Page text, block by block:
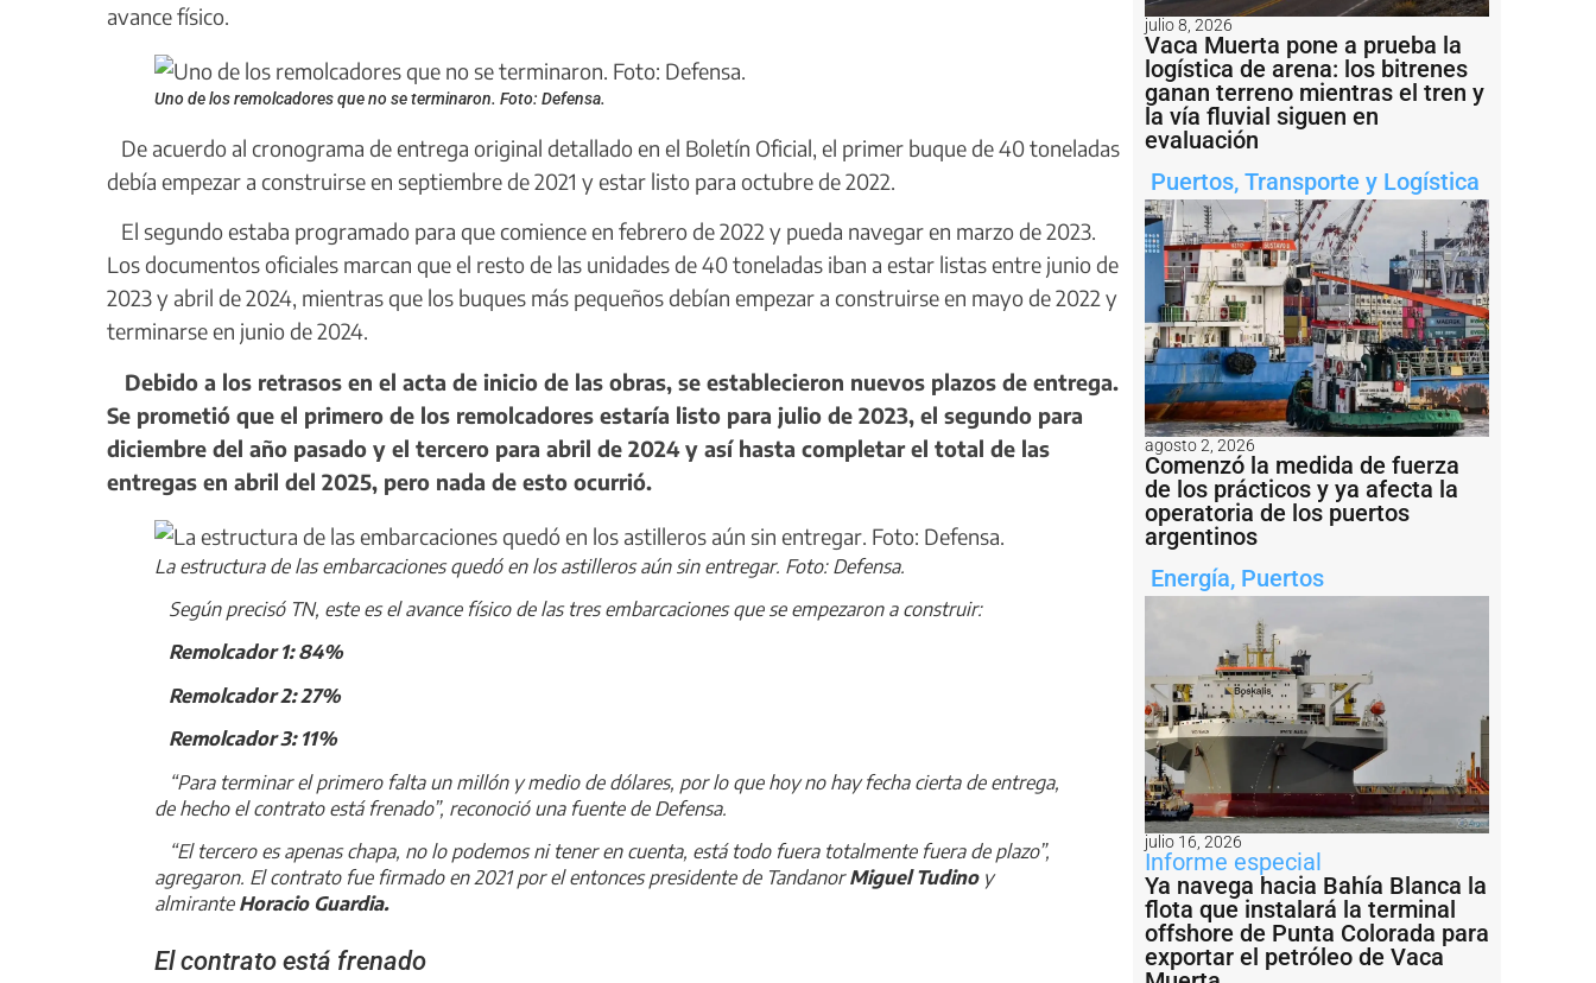
avance físico.
Uno de los remolcadores que no se terminaron. Foto: Defensa.
De acuerdo al cronograma de entrega original detallado en el Boletín Oficial, el primer buque de 40 toneladas
debía empezar a construirse en septiembre de 2021 y estar listo para octubre de 2022.
El segundo estaba programado para que comience en febrero de 2022 y pueda navegar en marzo de 2023.
Los documentos oficiales marcan que el resto de las unidades de 40 toneladas iban a estar listas entre junio de
2023 y abril de 2024, mientras que los buques más pequeños debían empezar a construirse en mayo de 2022 y
terminarse en junio de 2024.
Debido a los retrasos en el acta de inicio de las obras, se establecieron nuevos plazos de entrega.
Se prometió que el primero de los remolcadores estaría listo para julio de 2023, el segundo para
diciembre del año pasado y el tercero para abril de 2024 y así hasta completar el total de las
entregas en abril del 2025, pero nada de esto ocurrió.
La estructura de las embarcaciones quedó en los astilleros aún sin entregar. Foto: Defensa.
Según precisó TN, este es el avance físico de las tres embarcaciones que se empezaron a construir:
Remolcador 1: 84%
Remolcador 2: 27%
Remolcador 3: 11%
“Para terminar el primero falta un millón y medio de dólares, por lo que hoy no hay fecha cierta de entrega,
de hecho el contrato está frenado”, reconoció una fuente de Defensa.
“El tercero es apenas chapa, no lo podemos ni tener en cuenta, está todo fuera totalmente fuera de plazo”,
agregaron. El contrato fue firmado en 2021 por el entonces presidente de TandanorMiguel Tudinoy
almirante Horacio Guardia.
El contrato está frenado
julio 8, 2026
Vaca Muerta pone a prueba la
logística de arena: los bitrenes
ganan terreno mientras el tren y
la vía fluvial siguen en
evaluación
Puertos, Transporte y Logística
agosto 2, 2026
Comenzó la medida de fuerza
de los prácticos y ya afecta la
operatoria de los puertos
argentinos
Energía, Puertos
julio 16, 2026
Informe especial
Ya navega hacia Bahía Blanca la
flota que instalará la terminal
offshore de Punta Colorada para
exportar el petróleo de Vaca